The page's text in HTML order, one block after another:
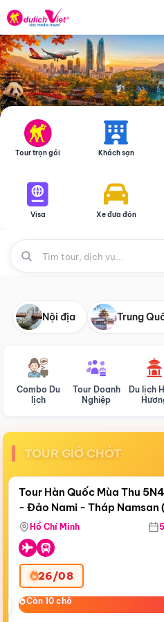
Tour trọn gói Khách sạn
Visa Xe đưa đón
Nội địa Trung
Combo Du
lịch
Tour Doanh
Nghiệp
Du lịch
TOUR GIỜ CHÓT
Còn18 ngày 15:20:43
Bay Sun Phuquoc Airways
Tour Hàn Quốc Mùa Thu
- Đảo Nami - Tháp Namsan
Airways)
Hồ Chí Minh
26/08
Còn 10 chỗ
Còn 10 chỗ